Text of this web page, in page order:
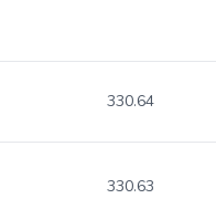
330.64
330.63